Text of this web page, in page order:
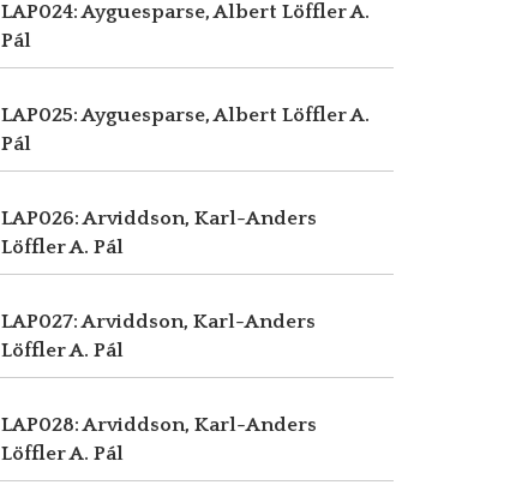
LAP024: Ayguesparse, Albert Löffler A.
Pál
LAP025: Ayguesparse, Albert Löffler A.
Pál
LAP026: Arviddson, Karl-Anders
Löffler A. Pál
LAP027: Arviddson, Karl-Anders
Löffler A. Pál
LAP028: Arviddson, Karl-Anders
Löffler A. Pál